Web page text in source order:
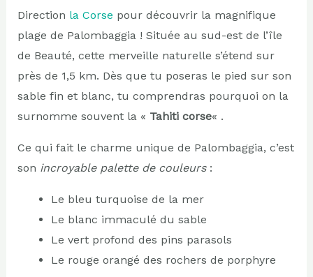
Direction la Corse pour découvrir la magnifique
plage de Palombaggia ! Située au sud-est de l’île
de Beauté, cette merveille naturelle s’étend sur
près de 1,5 km. Dès que tu poseras le pied sur son
sable fin et blanc, tu comprendras pourquoi on la
surnomme souvent la « Tahiti corse« .
Ce qui fait le charme unique de Palombaggia, c’est
son incroyable palette de couleurs:
Le bleu turquoise de la mer
Le blanc immaculé du sable
Le vert profond des pins parasols
Le rouge orangé des rochers de porphyre